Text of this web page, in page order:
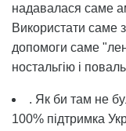
надавалася саме
Використати саме
допомоги саме
ностальгію і
. Як би там не
100% підтримка